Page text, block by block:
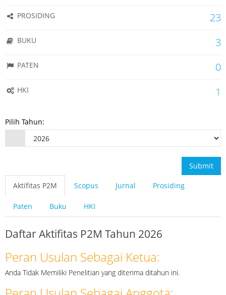
PROSIDING 23
BUKU 3
PATEN 0
HKI 1
Pilih Tahun:
Submit
Aktifitas P2M Scopus Jurnal Prosiding
Paten Buku HKI
Daftar Aktifitas P2M Tahun 2026
Peran Usulan Sebagai Ketua:
Anda Tidak Memiliki Penelitian yang diterima ditahun ini.